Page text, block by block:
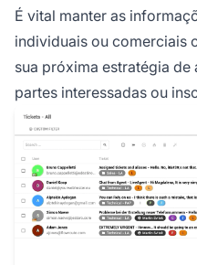
É vital manter as
individuais ou comerciais
sua próxima estratégia
partes interessadas ou